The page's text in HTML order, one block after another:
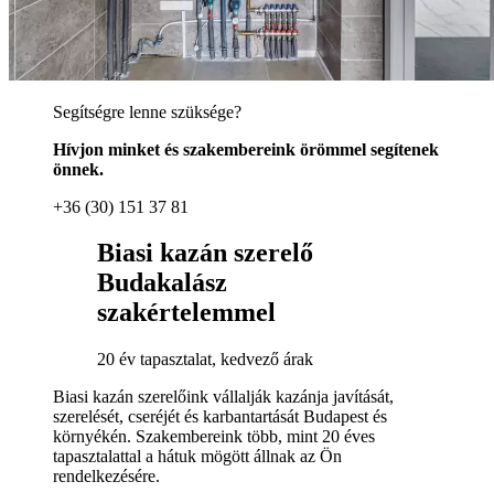
Segítségre lenne szüksége?
Hívjon minket és szakembereink örömmel segítenek
önnek.
+36 (30) 151 37 81
Biasi kazán szerelő
Budakalász
szakértelemmel
20 év tapasztalat, kedvező árak
Biasi kazán szerelőink vállalják kazánja javítását,
szerelését, cseréjét és karbantartását Budapest és
környékén. Szakembereink több, mint 20 éves
tapasztalattal a hátuk mögött állnak az Ön
rendelkezésére.